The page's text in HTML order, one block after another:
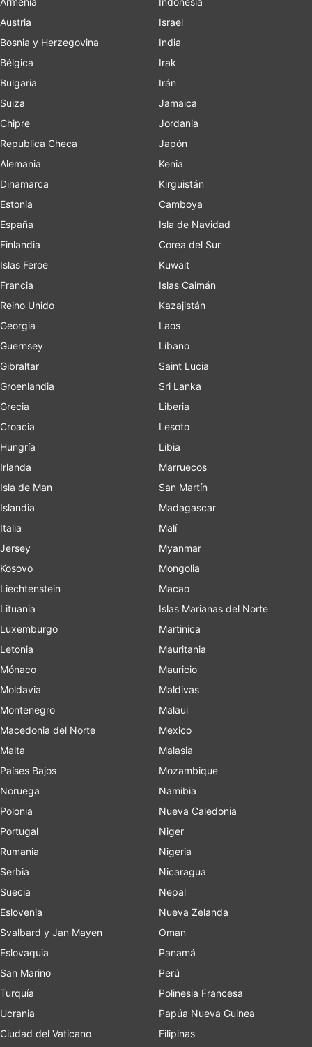
Austria
Bosnia y Herzegovina
Bélgica
Bulgaria
Suiza
Chipre
Republica Checa
Alemania
Dinamarca
Estonia
España
Finlandia
Islas Feroe
Francia
Reino Unido
Georgia
Guernsey
Gibraltar
Groenlandia
Grecia
Croacia
Hungría
Irlanda
Isla de Man
Islandia
Italia
Jersey
Kosovo
Liechtenstein
Lituania
Luxemburgo
Letonia
Mónaco
Moldavia
Montenegro
Macedonia del Norte
Malta
Países Bajos
Noruega
Polonia
Portugal
Rumania
Serbia
Suecia
Eslovenia
Svalbard y Jan Mayen
Eslovaquia
San Marino
Turquía
Ucrania
Ciudad del Vaticano
Israel
India
Irak
Irán
Jamaica
Jordania
Japón
Kenia
Kirguistán
Camboya
Isla de Navidad
Corea del Sur
Kuwait
Islas Caimán
Kazajistán
Laos
Líbano
Saint Lucia
Sri Lanka
Liberia
Lesoto
Libia
Marruecos
San Martín
Madagascar
Malí
Myanmar
Mongolia
Macao
Islas Marianas del Norte
Martinica
Mauritania
Mauricio
Maldivas
Malaui
Mexico
Malasia
Mozambique
Namibia
Nueva Caledonia
Niger
Nigeria
Nicaragua
Nepal
Nueva Zelanda
Oman
Panamá
Perú
Polinesia Francesa
Papúa Nueva Guinea
Filipinas